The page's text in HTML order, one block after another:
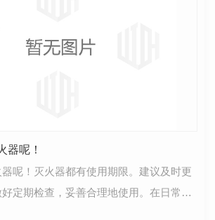
器呢！
呢！灭火器都有使用期限。建议及时更
定期检查，妥善合理地使用。在日常生
很多的灭火器，但是很多人的对于…